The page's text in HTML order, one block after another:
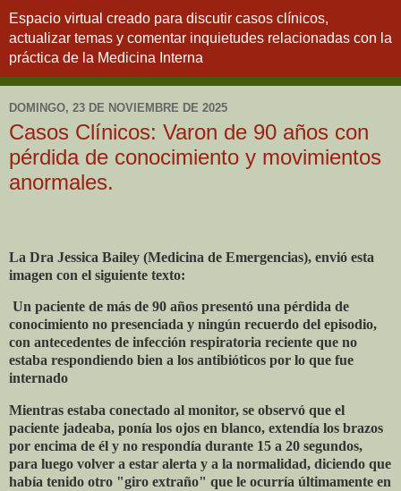
Espacio virtual creado para discutir casos clínicos,
actualizar temas y comentar inquietudes relacionadas con la
práctica de la Medicina Interna
DOMINGO, 23 DE NOVIEMBRE DE 2025
Casos Clínicos: Varon de 90 años con
pérdida de conocimiento y movimientos
anormales.
La Dra Jessica Bailey (Medicina de Emergencias), envió esta
imagen con el siguiente texto:
Un paciente de más de 90 años presentó una pérdida de
conocimiento no presenciada y ningún recuerdo del episodio,
con antecedentes de infección respiratoria reciente que no
estaba respondiendo bien a los antibióticos por lo que fue
internado
Mientras estaba conectado al monitor, se observó que el
paciente jadeaba, ponía los ojos en blanco, extendía los brazos
por encima de él y no respondía durante 15 a 20 segundos,
para luego volver a estar alerta y a la normalidad, diciendo que
había tenido otro "giro extraño" que le ocurría últimamente en